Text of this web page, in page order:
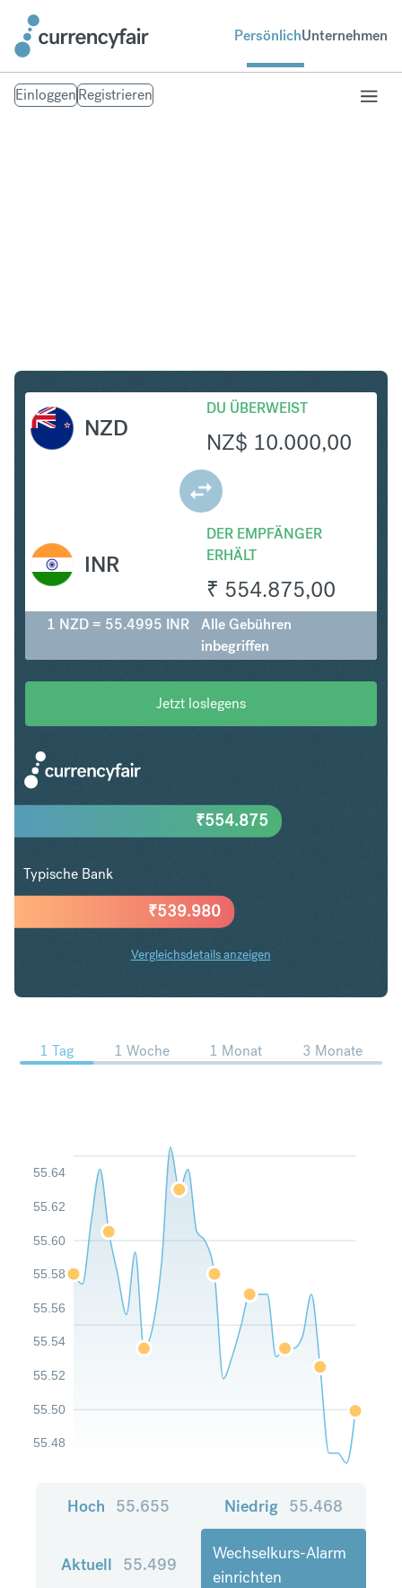
PersönlichUnternehmen
EinloggenRegistrieren
NZD
DU ÜBERWEIST
NZ$ 10.000,00
DER EMPFÄNGER
ERHÄLT
₹ 554.875,00
INR
1 NZD = 55.4995 INR
Alle Gebühren
inbegriffen
Jetzt loslegens
₹539.980
₹554.875
Typische Bank
Vergleichsdetails anzeigen
NZD in INR Trends
1 Tag 1 Woche 1 Monat 3 Monate
55.48
55.50
55.52
55.54
55.56
55.58
55.60
55.62
55.64
Hoch 55.655 Niedrig 55.468
Aktuell 55.499
Wechselkurs-Alarm
einrichten